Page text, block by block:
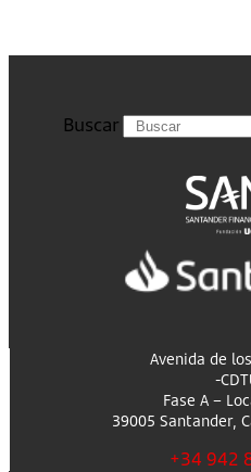
Buscar
Avenida de
-
Fase A –
39005 Santander,
+34 942